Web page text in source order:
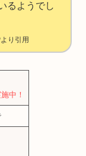
るようでし
り引用
中！